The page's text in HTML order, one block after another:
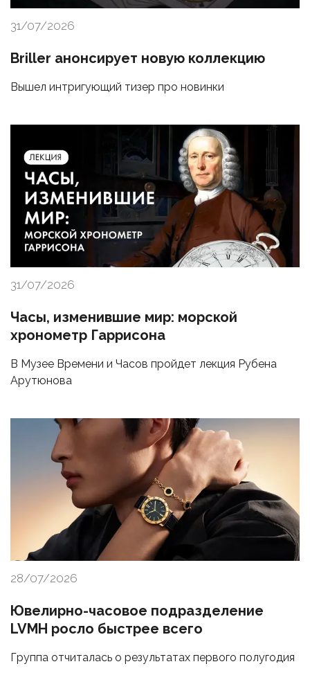
31/07/2026
Briller анонсирует новую коллекцию
Вышел интригующий тизер про новинки
31/07/2026
Часы, изменившие мир: морской
хронометр Гаррисона
В Музее Времени и Часов пройдет лекция Рубена
Арутюнова
28/07/2026
Ювелирно-часовое подразделение
LVMH росло быстрее всего
Группа отчиталась о результатах первого полугодия